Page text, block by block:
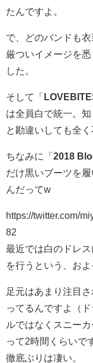
たんですよ。
で、どのバンドも
厳ついイメージを
した。
そして「
は全員白で統一。
と勘違いしても全
ちなみに「 2018
だけ黒いブーツを
んだってw
https://twitter.com/
82
最近では白のドレ
を行うという、お
足元はあまり注目
ってるんですよ（
ルではなくスニー
って2時間くらいで
徹底ぶりは凄い。